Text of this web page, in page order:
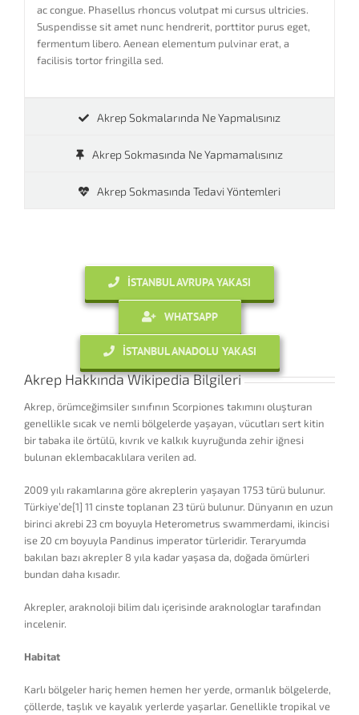
ac congue. Phasellus rhoncus volutpat mi cursus ultricies.
Suspendisse sit amet nunc hendrerit, porttitor purus eget,
fermentum libero. Aenean elementum pulvinar erat, a
facilisis tortor fringilla sed.
Akrep Sokmalarında Ne Yapmalısınız
Akrep Sokmasında Ne Yapmamalısınız
Akrep Sokmasında Tedavi Yöntemleri
İSTANBUL AVRUPA YAKASI
WHATSAPP
İSTANBUL ANADOLU YAKASI
Akrep Hakkında Wikipedia Bilgileri
Akrep, örümceğimsiler sınıfının Scorpiones takımını oluşturan
genellikle sıcak ve nemli bölgelerde yaşayan, vücutları sert kitin
bir tabaka ile örtülü, kıvrık ve kalkık kuyruğunda zehir iğnesi
bulunan eklembacaklılara verilen ad.
2009 yılı rakamlarına göre akreplerin yaşayan 1753 türü bulunur.
Türkiye’de[1] 11 cinste toplanan 23 türü bulunur. Dünyanın en uzun
birinci akrebi 23 cm boyuyla Heterometrus swammerdami, ikincisi
ise 20 cm boyuyla Pandinus imperator türleridir. Teraryumda
bakılan bazı akrepler 8 yıla kadar yaşasa da, doğada ömürleri
bundan daha kısadır.
Akrepler, araknoloji bilim dalı içerisinde araknologlar tarafından
incelenir.
Habitat
Karlı bölgeler hariç hemen hemen her yerde, ormanlık bölgelerde,
çöllerde, taşlık ve kayalık yerlerde yaşarlar. Genellikle tropikal ve